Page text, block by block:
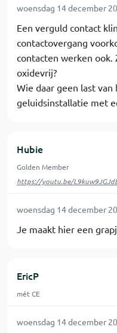
woensdag 14 december
Een verguld contact
contactovergang
contacten werken ook.
oxidevrij?
Wie daar geen last
geluidsinstallatie met
Hubie
Golden Member
https://youtu.be/
woensdag 14 december
Je maakt hier een
EricP
mét CE
woensdag 14 december